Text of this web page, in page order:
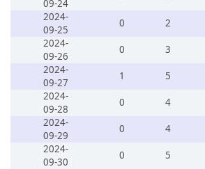
09-24
2024-
09-25
0 2
2024-
09-26
0 3
2024-
09-27
1 5
2024-
09-28
0 4
2024-
09-29
0 4
2024-
09-30
0 5